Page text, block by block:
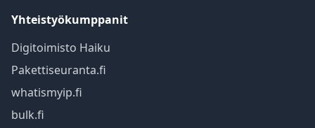
Yhteistyökumppanit
Digitoimisto Haiku
Pakettiseuranta.fi
whatismyip.fi
bulk.fi